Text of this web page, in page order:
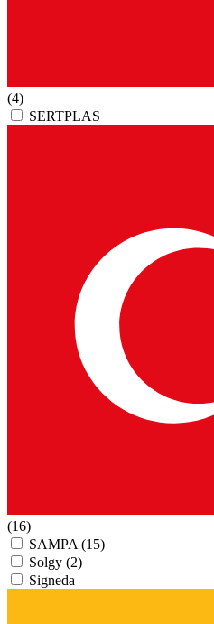
(4)
SERTPLAS
(16)
SAMPA (15)
Solgy (2)
Signeda